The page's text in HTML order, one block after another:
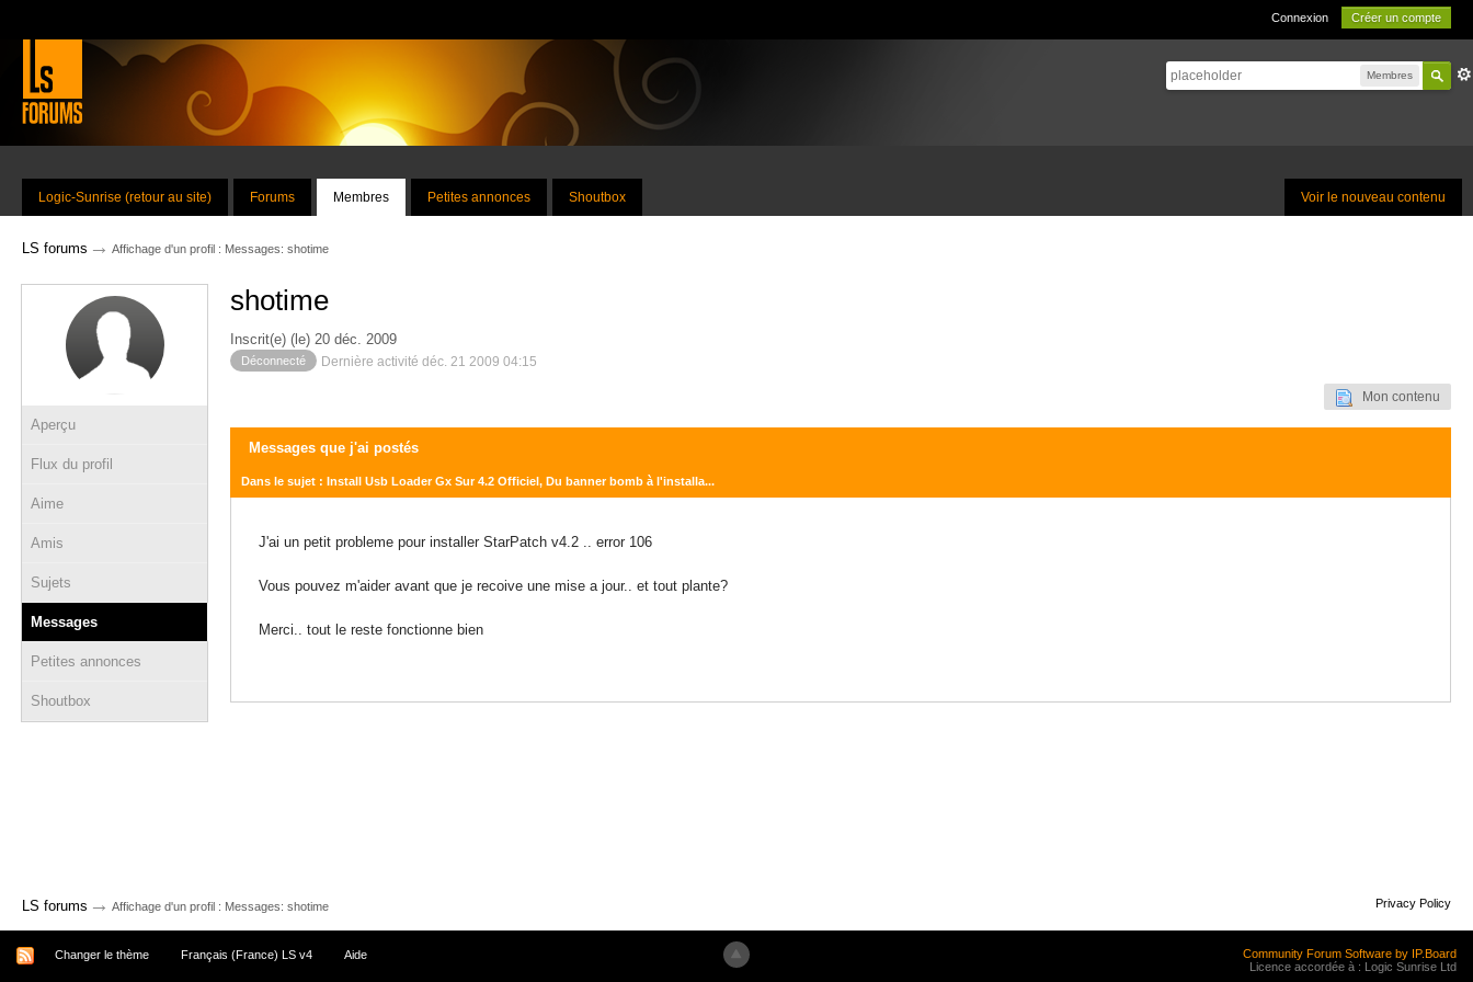
Connexion Créer un compte
Membres
Voir le nouveau contenu
Logic-Sunrise (retour au site) Forums Membres Petites annonces Shoutbox
LS forums → Affichage d'un profil : Messages: shotime
Aperçu
Flux du profil
Aime
Amis
Sujets
Messages
Petites annonces
Shoutbox
shotime
Inscrit(e) (le) 20 déc. 2009
Déconnecté Dernière activité déc. 21 2009 04:15
Mon contenu
Messages que j'ai postés
Dans le sujet : Install Usb Loader Gx Sur 4.2 Officiel, Du banner bomb à l'installa...
J'ai un petit probleme pour installer StarPatch v4.2 .. error 106
Vous pouvez m'aider avant que je recoive une mise a jour.. et tout plante?
Merci.. tout le reste fonctionne bien
LS forums → Affichage d'un profil : Messages: shotime Privacy Policy
Changer le thème Français (France) LS v4 Aide
Community Forum Software by IP.Board
Licence accordée à : Logic Sunrise Ltd